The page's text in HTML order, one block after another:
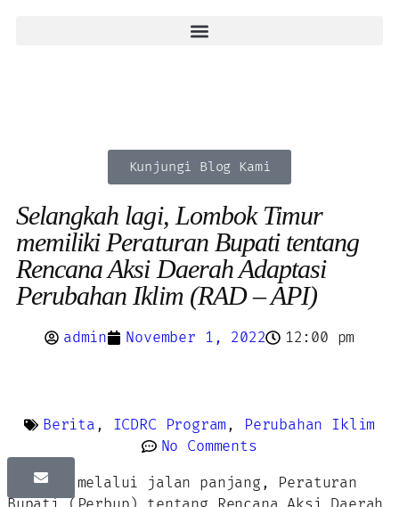
Kunjungi Blog Kami
Selangkah lagi, Lombok Timur
memiliki Peraturan Bupati tentang
Rencana Aksi Daerah Adaptasi
Perubahan Iklim (RAD – API)
admin November 1, 2022 12:00 pm
Berita , ICDRC Program ,
Perubahan Iklim
No Comments
Setelah melalui jalan panjang, Peraturan